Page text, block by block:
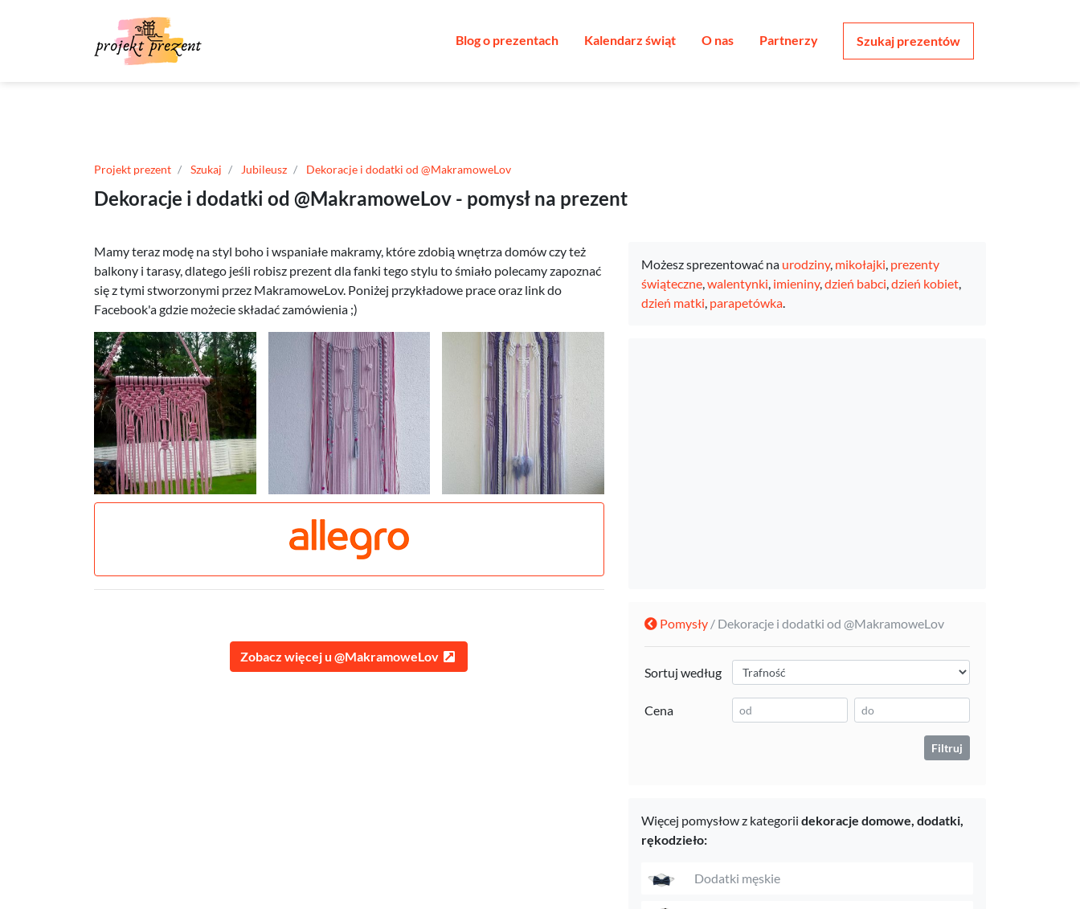
Blog o prezentach Kalendarz świąt O nas Partnerzy Szukaj prezentów
Projekt prezent Szukaj Jubileusz Dekoracje i dodatki od @MakramoweLov
Dekoracje i dodatki od @MakramoweLov - pomysł na prezent
Mamy teraz modę na styl boho i wspaniałe makramy, które zdobią wnętrza domów czy też
balkony i tarasy, dlatego jeśli robisz prezent dla fanki tego stylu to śmiało polecamy zapoznać
się z tymi stworzonymi przez MakramoweLov. Poniżej przykładowe prace oraz link do
Facebook'a gdzie możecie składać zamówienia ;)
Zobacz więcej u @MakramoweLov
Możesz sprezentować na urodziny, mikołajki, prezenty
świąteczne,walentynki, imieniny,dzień babci,dzień kobiet,
dzień matki, parapetówka.
Pomysły / Dekoracje i dodatki od @MakramoweLov
Sortuj według
Cena
Filtruj
Więcej pomysłow z kategorii dekoracje domowe, dodatki,
rękodzieło:
Dodatki męskie